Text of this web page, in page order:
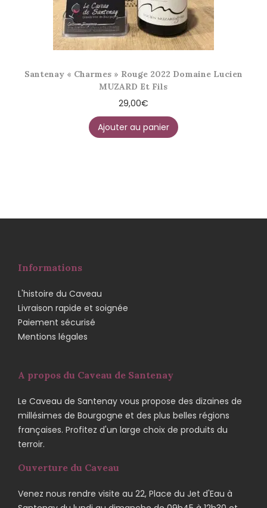
Santenay « Charmes » Rouge 2022 Domaine Lucien
MUZARD Et Fils
29,00€
Ajouter au panier
Informations
L'histoire du Caveau
Livraison rapide et soignée
Paiement sécurisé
Mentions légales
A propos du Caveau de Santenay
Le Caveau de Santenay vous propose des dizaines de
millésimes de Bourgogne et des plus belles régions
françaises. Profitez d'un large choix de produits du
terroir.
Ouverture du Caveau
Venez nous rendre visite au 22, Place du Jet d'Eau à